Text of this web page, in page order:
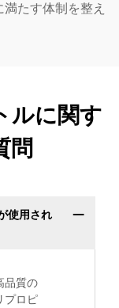
たす体制を整え
ルに関す
問
使用され
品質の
プロピ